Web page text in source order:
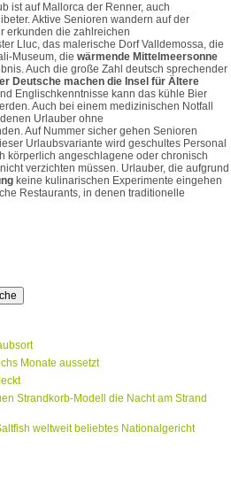
ist auf Mallorca der Renner, auch
Aktive Senioren wandern auf der
erkunden die zahlreichen
Lluc, das malerische Dorf Valldemossa, die
Museum, die wärmende Mittelmeersonne
Auch die große Zahl deutsch sprechender
Deutsche machen die Insel für Ältere
Englischkenntnisse kann das kühle Bier
Auch bei einem medizinischen Notfall
Urlauber ohne
Auf Nummer sicher gehen Senioren
Urlaubsvariante wird geschultes Personal
körperlich angeschlagene oder chronisch
verzichten müssen. Urlauber, die aufgrund
keine kulinarischen Experimente eingehen
Restaurants, in denen traditionelle
Monate aussetzt
Strandkorb-Modell die Nacht am Strand
weltweit beliebtes Nationalgericht